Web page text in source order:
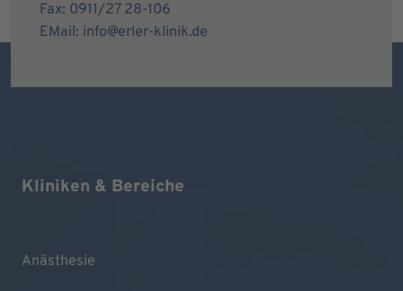
Fax: 0911/27 28-106
EMail: info@erler-klinik.de
Kliniken & Bereiche
Anästhesie